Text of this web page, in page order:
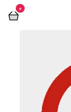
0
آنلاین اُرگت
روغن های طبی